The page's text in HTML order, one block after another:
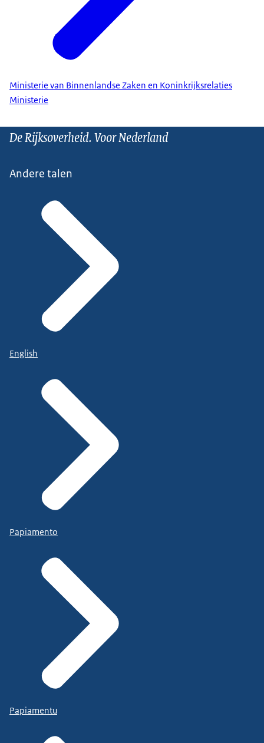
Ministerie van Binnenlandse Zaken en Koninkrijksrelaties
Ministerie
De Rijksoverheid. Voor Nederland
Andere talen
English
Papiamento
Papiamentu